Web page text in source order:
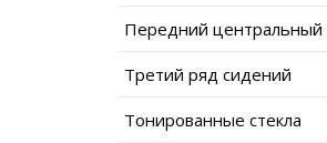
Передний центральный
Третий ряд сидений
Тонированные стекла